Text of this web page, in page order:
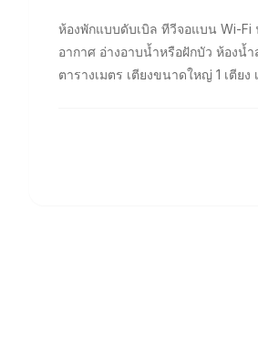
ห้องพักแบบดับเบิล ทีวีจอแบน Wi-Fi ฟรี เครื่องปรับ
อากาศ อ่างอาบน้ำหรือฝักบัว ห้องน้ำส่วนตัว ขนาดห้อง 12
ตารางเมตร เตียงขนาดใหญ่ 1 เตียง เตียงนอนสบาย 7